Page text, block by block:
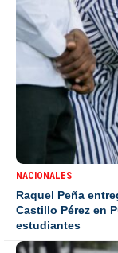
NACIONALES
Raquel Peña
Castillo Pérez en
estudiantes